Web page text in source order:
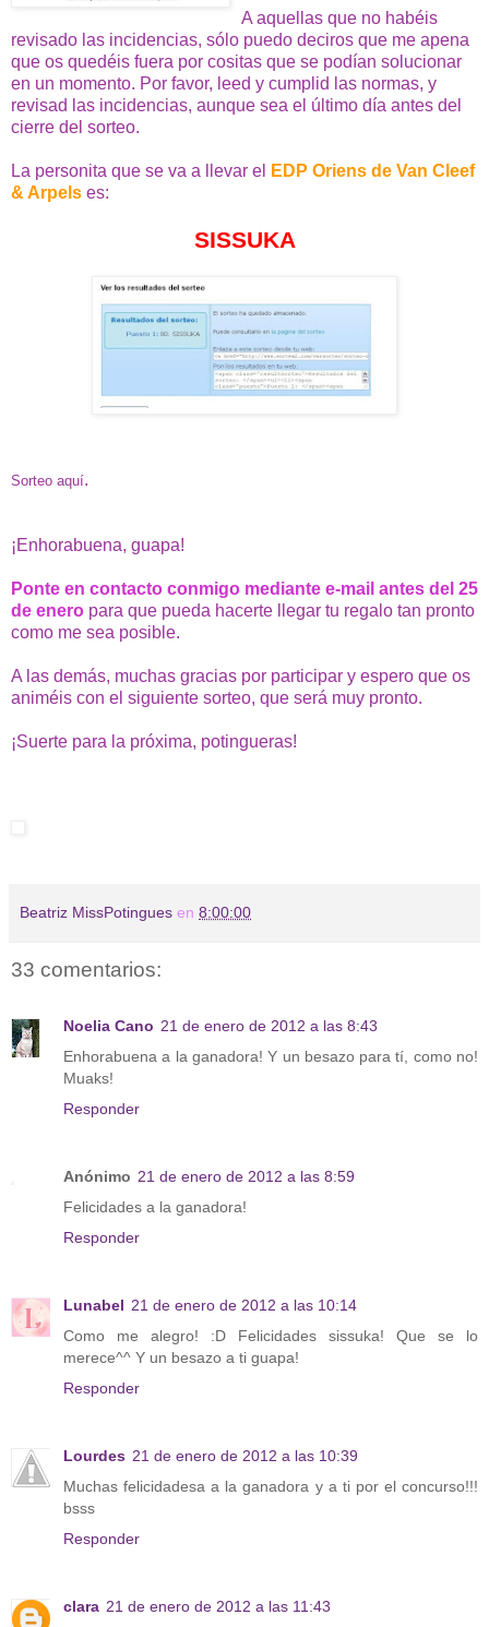
A aquellas que no habéis
revisado las incidencias, sólo puedo deciros que me apena
que os quedéis fuera por cositas que se podían solucionar
en un momento. Por favor, leed y cumplid las normas, y
revisad las incidencias, aunque sea el último día antes del
cierre del sorteo.
La personita que se va a llevar el
EDP Oriens de Van Cleef
& Arpels es:
SISSUKA
Sorteo aquí.
¡Enhorabuena, guapa!
Ponte en contacto conmigo mediante e-mail antes del 25
de enero para que pueda hacerte llegar tu regalo tan pronto
como me sea posible.
A las demás, muchas gracias por participar y espero que os
animéis con el siguiente sorteo, que será muy pronto.
¡Suerte para la próxima, potingueras!
Beatriz MissPotingues en 8:00:00
33 comentarios:
Noelia Cano 21 de enero de 2012 a las 8:43
Enhorabuena a la ganadora! Y un besazo para tí, como no!
Muaks!
Responder
Anónimo 21 de enero de 2012 a las 8:59
Felicidades a la ganadora!
Responder
Lunabel 21 de enero de 2012 a las 10:14
Como me alegro! :D Felicidades sissuka! Que se lo
merece^^ Y un besazo a ti guapa!
Responder
Lourdes 21 de enero de 2012 a las 10:39
Muchas felicidadesa a la ganadora y a ti por el concurso!!!
bsss
Responder
clara 21 de enero de 2012 a las 11:43